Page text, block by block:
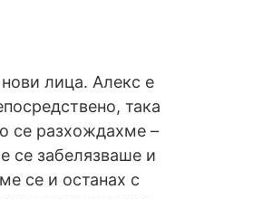
лица. Алекс е
така
се разхождахме –
се забелязваше и
се и останах с